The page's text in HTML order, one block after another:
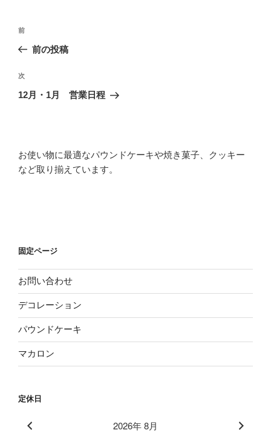
投
ビ
ゲ
ン
前
の
稿
前
前の投稿
次
の
次
12月・1月 営業日程
お使い物に最適なパウンドケーキや焼き菓子、クッキー
など取り揃えています。
固定ページ
お問い合わせ
デコレーション
パウンドケーキ
マカロン
定休日
2026年 8月